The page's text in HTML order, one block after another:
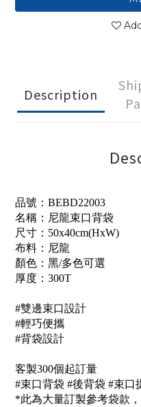
Description
品號： BEBD22003
名稱： 尼龍束口背袋
尺寸： 50x40cm(HxW)
布料： 尼龍
顏色：黑/多色可選
厚度： 300T
#雙邊束口設計
#輕巧便攜
#背袋設計
客製300個起訂量
#束口背袋 #後背袋 #束口
*此為大量訂製參考袋款